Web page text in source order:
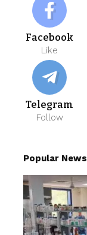
Facebook
Like
Telegram
Follow
Popular News